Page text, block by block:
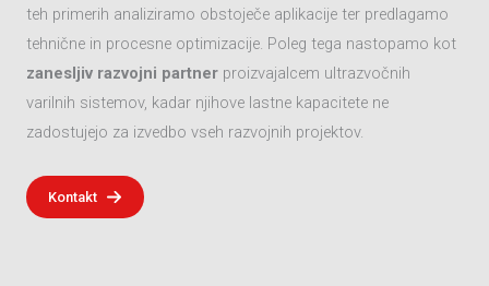
teh primerih analiziramo obstoječe aplikacije ter predlagamo
tehnične in procesne optimizacije. Poleg tega nastopamo kot
zanesljiv razvojni partner proizvajalcem ultrazvočnih
varilnih sistemov, kadar njihove lastne kapacitete ne
zadostujejo za izvedbo vseh razvojnih projektov.
Kontakt